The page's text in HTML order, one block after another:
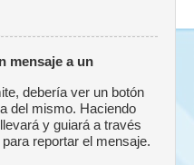
mensaje a un
debería ver un botón
del mismo. Haciendo
y guiará a través
reportar el mensaje.